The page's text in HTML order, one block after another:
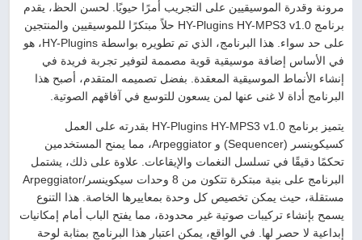
مرونة وقدرة الموسيقيين على التجريب أمرًا حيويًا. لحسن الحظ، يقدم
برنامج HY-Plugins HY-MPS3 v1.0 حلاً مبتكرًا للموسيقيين والمنتجين
على حد سواء. هذا البرنامج، الذي تم تطويره بواسطة HY-Plugins، هو
في الأساس إضافة موسيقية قوية مصممة لتوفير تجربة فريدة في
إنشاء الأنماط الموسيقية المعقدة. بفضل تصميمه المتقدم، أصبح هذا
البرنامج أداة لا غنى عنها لمن يسعون للتوسع في آفاقهم الصوتية.
يتميز برنامج HY-Plugins HY-MPS3 v1.0 بقدرته على العمل
كسيكوينسر (Sequencer) و Arpeggiator، مما يمنح المستخدمين
تحكمًا دقيقًا في تسلسل النغمات والإيقاعات. علاوة على ذلك، يشتمل
البرنامج على بنية مبتكرة تتكون من 8 وحدات سيكوينسر/Arpeggiator
مستقلة، حيث يمكن تخصيص كل وحدة بمعاييرها الخاصة. هذا التنوع
يسمح بإنشاء تركيبات صوتية غير محدودة، مما يفتح الباب أمام إمكانيات
إبداعية لا حصر لها. في الواقع، يمكن اعتبار هذا البرنامج بمثابة لوحة